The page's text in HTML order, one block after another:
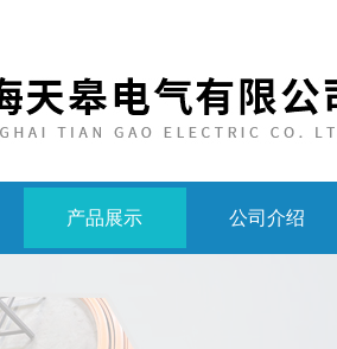
产品展示 公司介绍